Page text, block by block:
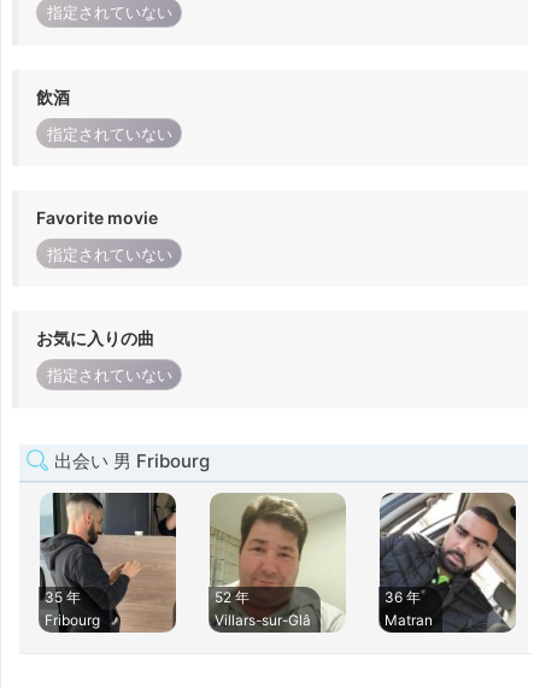
指定されていない
飲酒
指定されていない
Favorite movie
指定されていない
お気に入りの曲
指定されていない
出会い 男 Fribourg
35 年
Fribourg
52 年
Villars-sur-Glâ
36 年
Matran